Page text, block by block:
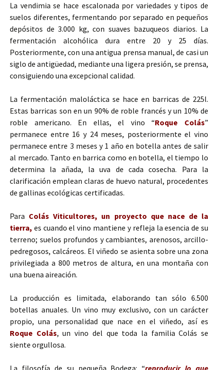
La vendimia se hace escalonada por variedades y tipos de
suelos diferentes, fermentando por separado en pequeños
depósitos de 3.000 kg, con suaves bazuqueos diarios. La
fermentación alcohólica dura entre 20 y 25 días.
Posteriormente, con una antigua prensa manual, de casi un
siglo de antigüedad, mediante una ligera presión, se prensa,
consiguiendo una excepcional calidad.
La fermentación maloláctica se hace en barricas de 225l.
Estas barricas son en un 90% de roble francés y un 10% de
roble americano. En ellas, el vino “Roque Colás”
permanece entre 16 y 24 meses, posteriormente el vino
permanece entre 3 meses y 1 año en botella antes de salir
al mercado. Tanto en barrica como en botella, el tiempo lo
determina la añada, la uva de cada cosecha. Para la
clarificación emplean claras de huevo natural, procedentes
de gallinas ecológicas certificadas.
Para Colás Viticultores, un proyecto que nace de la
tierra, es cuando el vino mantiene y refleja la esencia de su
terreno; suelos profundos y cambiantes, arenosos, arcillo-
pedregosos, calcáreos. El viñedo se asienta sobre una zona
privilegiada a 800 metros de altura, en una montaña con
una buena aireación.
La producción es limitada, elaborando tan sólo 6.500
botellas anuales. Un vino muy exclusivo, con un carácter
propio, una personalidad que nace en el viñedo, así es
Roque Colás, un vino del que toda la familia Colás se
siente orgullosa.